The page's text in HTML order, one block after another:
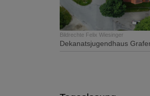
Bildrechte Felix Wiesinger
Dekanatsjugendhaus